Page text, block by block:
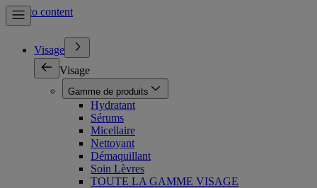
Skip to content
Visage
Visage
Gamme de produits
Hydratant
Sérums
Micellaire
Nettoyant
Démaquillant
Soin Lèvres
TOUTE LA GAMME VISAGE